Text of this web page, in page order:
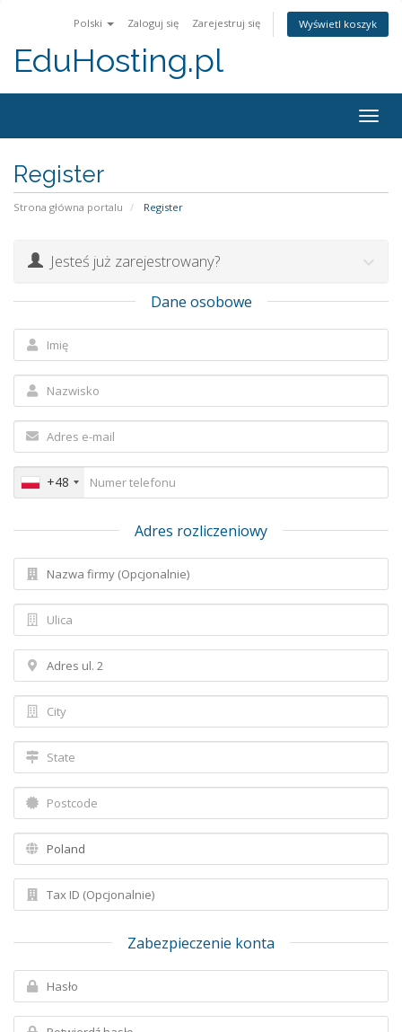
Polski Zaloguj się Zarejestruj się Wyświetl koszyk
EduHosting.pl
Register
Strona główna portalu Register
Jesteś już zarejestrowany?
Dane osobowe
+48
Adres rozliczeniowy
Zabezpieczenie konta